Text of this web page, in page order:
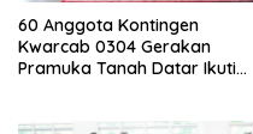
60 Anggota Kontingen
Kwarcab 0304 Gerakan
Pramuka Tanah Datar Ikuti